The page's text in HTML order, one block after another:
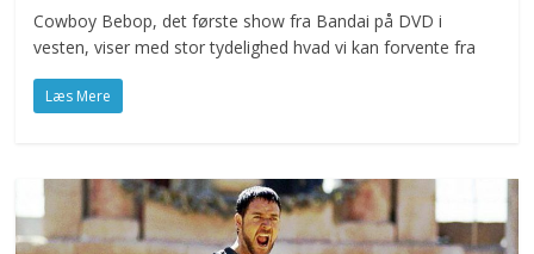
Cowboy Bebop, det første show fra Bandai på DVD i
vesten, viser med stor tydelighed hvad vi kan forvente fra
Læs Mere